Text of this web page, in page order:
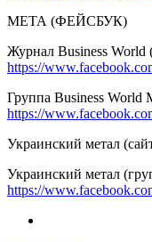
МЕТА (ФЕЙСБУК)
Журнал Business World
https://
Группа Business World
https://
Украинский метал
Украинский метал
https://